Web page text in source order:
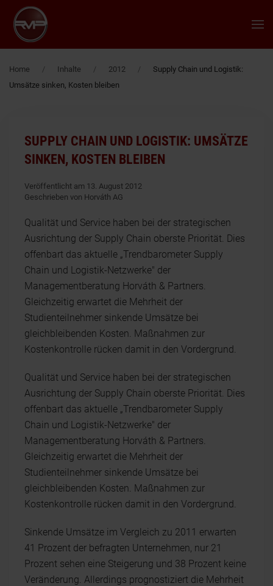
Zum Hauptinhalt springen
Home Inhalte 2012
Supply Chain und Logistik:
Umsätze sinken, Kosten bleiben
SUPPLY CHAIN UND LOGISTIK: UMSÄTZE
SINKEN, KOSTEN BLEIBEN
Veröffentlicht am 13. August 2012
Geschrieben von Horváth AG
Qualität und Service haben bei der strategischen
Ausrichtung der Supply Chain oberste Priorität. Dies
offenbart das aktuelle „Trendbarometer Supply
Chain und Logistik-Netzwerke" der
Managementberatung Horváth & Partners.
Gleichzeitig erwartet die Mehrheit der
Studienteilnehmer sinkende Umsätze bei
gleichbleibenden Kosten. Maßnahmen zur
Kostenkontrolle rücken damit in den Vordergrund.
Qualität und Service haben bei der strategischen
Ausrichtung der Supply Chain oberste Priorität. Dies
offenbart das aktuelle „Trendbarometer Supply
Chain und Logistik-Netzwerke" der
Managementberatung Horváth & Partners.
Gleichzeitig erwartet die Mehrheit der
Studienteilnehmer sinkende Umsätze bei
gleichbleibenden Kosten. Maßnahmen zur
Kostenkontrolle rücken damit in den Vordergrund.
Sinkende Umsätze im Vergleich zu 2011 erwarten
41 Prozent der befragten Unternehmen, nur 21
Prozent sehen eine Steigerung und 38 Prozent keine
Veränderung. Allerdings prognostiziert die Mehrheit